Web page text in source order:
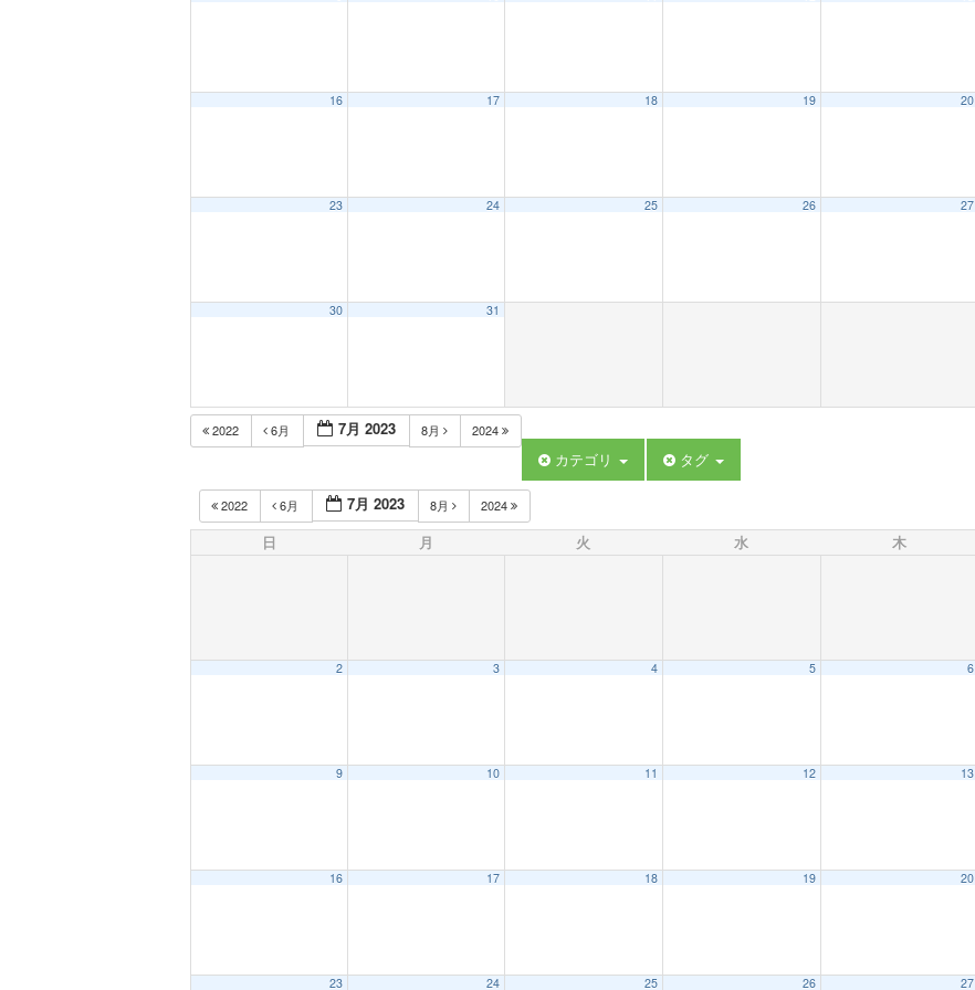
16 17 18 19 20
23 24 25 26 27
30 31
2022 6月 7月 2023 8月 2024
カテゴリ タグ
2022 6月 7月 2023 8月 2024
日 月 火 水 木
2 3 4 5 6
9 10 11 12 13
16 17 18 19 20
23 24 25 26 27